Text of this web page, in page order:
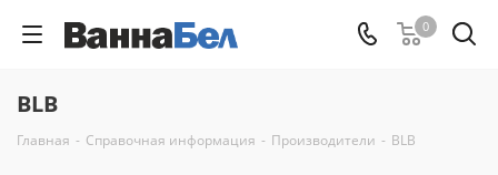
0
BLB
Главная - Справочная информация - Производители - BLB